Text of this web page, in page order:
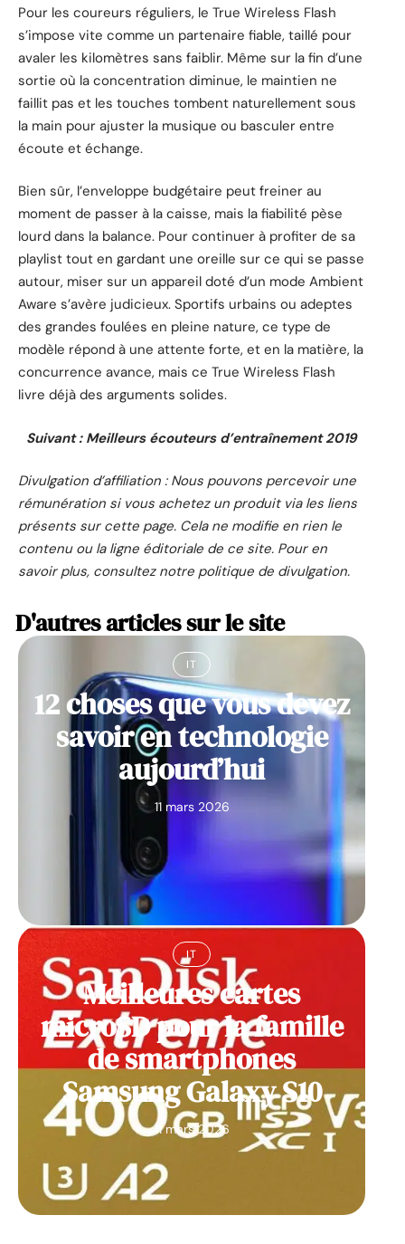
Pour les coureurs réguliers, le True Wireless Flash
s’impose vite comme un partenaire fiable, taillé pour
avaler les kilomètres sans faiblir. Même sur la fin d’une
sortie où la concentration diminue, le maintien ne
faillit pas et les touches tombent naturellement sous
la main pour ajuster la musique ou basculer entre
écoute et échange.
Bien sûr, l’enveloppe budgétaire peut freiner au
moment de passer à la caisse, mais la fiabilité pèse
lourd dans la balance. Pour continuer à profiter de sa
playlist tout en gardant une oreille sur ce qui se passe
autour, miser sur un appareil doté d’un mode Ambient
Aware s’avère judicieux. Sportifs urbains ou adeptes
des grandes foulées en pleine nature, ce type de
modèle répond à une attente forte, et en la matière, la
concurrence avance, mais ce True Wireless Flash
livre déjà des arguments solides.
Suivant : Meilleurs écouteurs d’entraînement 2019
Divulgation d’affiliation : Nous pouvons percevoir une
rémunération si vous achetez un produit via les liens
présents sur cette page. Cela ne modifie en rien le
contenu ou la ligne éditoriale de ce site. Pour en
savoir plus, consultez notre politique de divulgation.
D'autres articles sur le site
IT
12 choses que vous devez
savoir en technologie
aujourd’hui
11 mars 2026
IT
Meilleures cartes
microSD pour la famille
de smartphones
Samsung Galaxy S10
11 mars 2026